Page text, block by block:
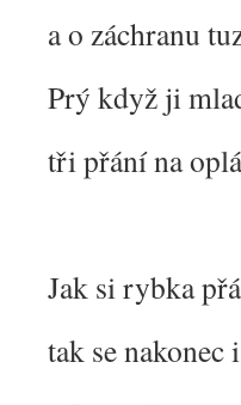
a o záchranu
Prý když ji
tři přání na
Jak si rybka
tak se nakonec